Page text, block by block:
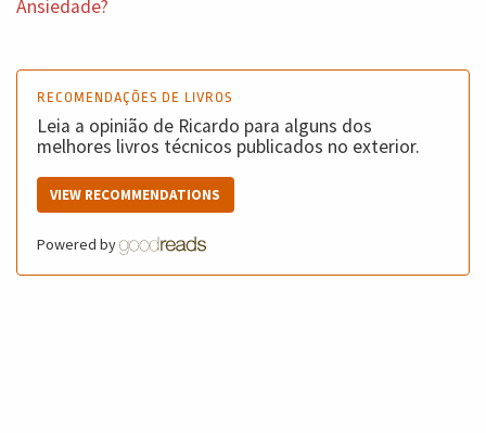
Ansiedade?
RECOMENDAÇÕES DE LIVROS
Leia a opinião de Ricardo para alguns dos
melhores livros técnicos publicados no exterior.
VIEW RECOMMENDATIONS
Powered by